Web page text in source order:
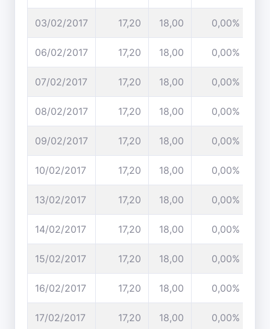
03/02/2017 17,20 18,00 0,00%
06/02/2017 17,20 18,00 0,00%
07/02/2017 17,20 18,00 0,00%
08/02/2017 17,20 18,00 0,00%
09/02/2017 17,20 18,00 0,00%
10/02/2017 17,20 18,00 0,00%
13/02/2017 17,20 18,00 0,00%
14/02/2017 17,20 18,00 0,00%
15/02/2017 17,20 18,00 0,00%
16/02/2017 17,20 18,00 0,00%
17/02/2017 17,20 18,00 0,00%